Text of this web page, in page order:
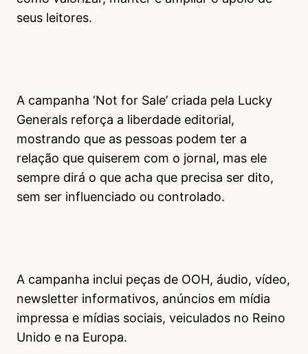
seus leitores.
A campanha ‘Not for Sale’ criada pela Lucky
Generals reforça a liberdade editorial,
mostrando que as pessoas podem ter a
relação que quiserem com o jornal, mas ele
sempre dirá o que acha que precisa ser dito,
sem ser influenciado ou controlado.
A campanha inclui peças de OOH, áudio, vídeo,
newsletter informativos, anúncios em mídia
impressa e mídias sociais, veiculados no Reino
Unido e na Europa.